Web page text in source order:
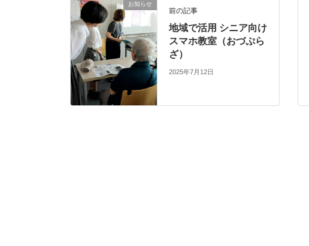
お知らせ
前の記事
地域で活用 シニア向け
スマホ教室（おづぷら
ざ）
2025年7月12日